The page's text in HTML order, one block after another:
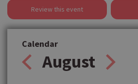
Review this event
Calendar
August